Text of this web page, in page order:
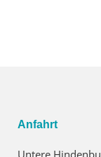
Anfahrt
Untere